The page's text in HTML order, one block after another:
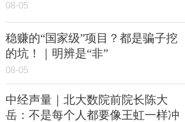
08-05
稳赚的“国家级”项目？都是骗子挖
的坑！｜明辨是“非”
08-05
中经声量｜北大数院前院长陈大
岳：不是每个人都要像王虹一样冲